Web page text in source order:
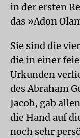
in der ersten
das »Adon
Sie sind die
die in einer
Urkunden
des Abraham
Jacob, gab
die Hand auf
noch sehr